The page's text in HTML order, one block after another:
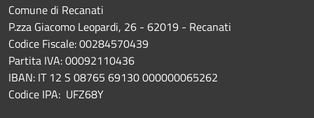
Comune di Recanati
P.zza Giacomo Leopardi, 26 - 62019 - Recanati
Codice Fiscale: 00284570439
Partita IVA: 00092110436
IBAN: IT 12 S 08765 69130 000000065262
Codice IPA: UFZ68Y